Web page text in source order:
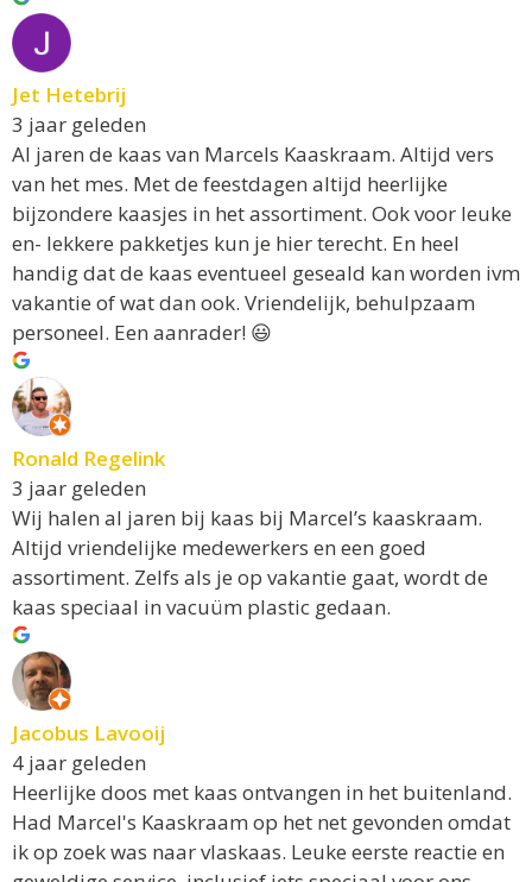
Jet Hetebrij
3 jaar geleden
Al jaren de kaas van Marcels Kaaskraam. Altijd vers
van het mes. Met de feestdagen altijd heerlijke
bijzondere kaasjes in het assortiment. Ook voor leuke
en- lekkere pakketjes kun je hier terecht. En heel
handig dat de kaas eventueel geseald kan worden ivm
vakantie of wat dan ook. Vriendelijk, behulpzaam
personeel. Een aanrader! 😃
Ronald Regelink
3 jaar geleden
Wij halen al jaren bij kaas bij Marcel’s kaaskraam.
Altijd vriendelijke medewerkers en een goed
assortiment. Zelfs als je op vakantie gaat, wordt de
kaas speciaal in vacuüm plastic gedaan.
Jacobus Lavooij
4 jaar geleden
Heerlijke doos met kaas ontvangen in het buitenland.
Had Marcel's Kaaskraam op het net gevonden omdat
ik op zoek was naar vlaskaas. Leuke eerste reactie en